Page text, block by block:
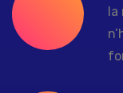
la